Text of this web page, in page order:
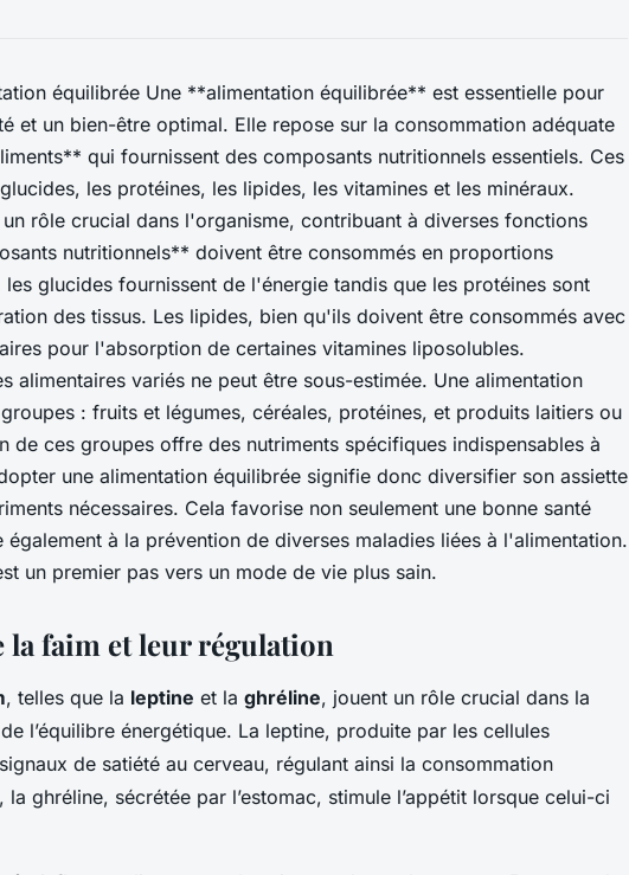
équilibrée Une **alimentation équilibrée** est essentielle pour
et un bien-être optimal. Elle repose sur la consommation adéquate
qui fournissent des composants nutritionnels essentiels. Ces
les protéines, les lipides, les vitamines et les minéraux.
rôle crucial dans l'organisme, contribuant à diverses fonctions
nutritionnels** doivent être consommés en proportions
glucides fournissent de l'énergie tandis que les protéines sont
des tissus. Les lipides, bien qu'ils doivent être consommés avec
pour l'absorption de certaines vitamines liposolubles.
alimentaires variés ne peut être sous-estimée. Une alimentation
: fruits et légumes, céréales, protéines, et produits laitiers ou
de ces groupes offre des nutriments spécifiques indispensables à
une alimentation équilibrée signifie donc diversifier son assiette
nécessaires. Cela favorise non seulement une bonne santé
à la prévention de diverses maladies liées à l'alimentation.
un premier pas vers un mode de vie plus sain.
la faim et leur régulation
, telles que la leptine et la ghréline, jouent un rôle crucial dans la
l’équilibre énergétique. La leptine, produite par les cellules
de satiété au cerveau, régulant ainsi la consommation
la ghréline, sécrétée par l’estomac, stimule l’appétit lorsque celui-ci